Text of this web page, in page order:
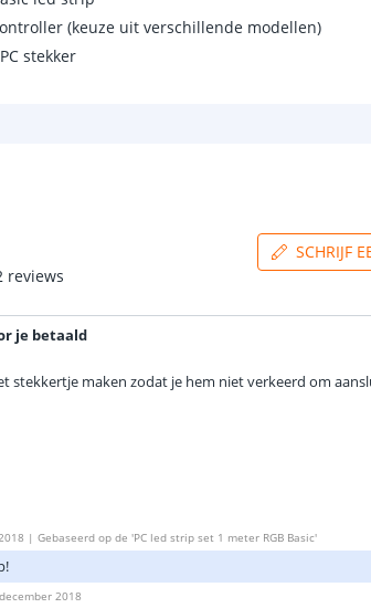
(keuze uit verschillende modellen)
stekker
reviews
SCHRIJF
je betaald
stekkertje maken zodat je hem niet verkeerd om
| Gebaseerd op de 'PC led strip set 1 meter RGB Basic'
2018